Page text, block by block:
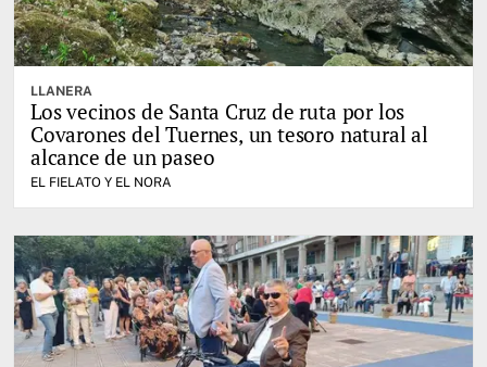
LLANERA
Los vecinos de Santa Cruz de ruta por los
Covarones del Tuernes, un tesoro natural al
alcance de un paseo
EL FIELATO Y EL NORA